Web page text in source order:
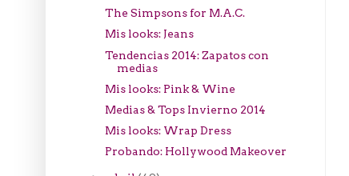
The Simpsons for M.A.C.
Mis looks: Jeans
Tendencias 2014: Zapatos con
medias
Mis looks: Pink & Wine
Medias & Tops Invierno 2014
Mis looks: Wrap Dress
Probando: Hollywood Makeover